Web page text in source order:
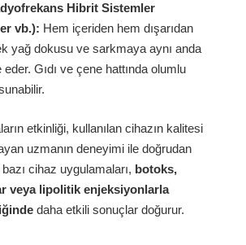
Hibrit Sistemler
vb.): Hem içeriden hem dışarıdan
yağ dokusu ve sarkmaya aynı anda
Gıdı ve çene hattında olumlu
etkinliği, kullanılan cihazın kalitesi
uzmanın deneyimi ile doğrudan
cihaz uygulamaları, botoks,
veya lipolitik enjeksiyonlarla
daha etkili sonuçlar doğurur.